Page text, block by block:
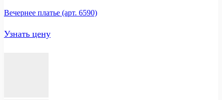
Вечернее платье (арт. 6590)
Узнать цену